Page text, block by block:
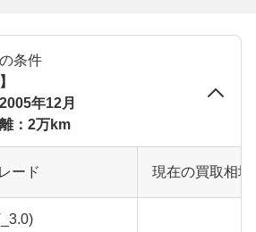
条件
年12月
：2万km
ード 現在の買取相